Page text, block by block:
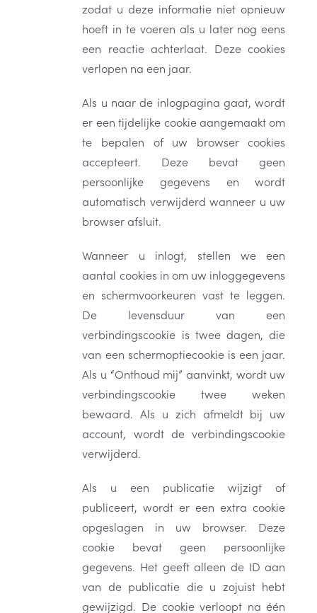
zodat u deze informatie niet opnieuw
hoeft in te voeren als u later nog eens
een reactie achterlaat. Deze cookies
verlopen na een jaar.
Als u naar de inlogpagina gaat, wordt
er een tijdelijke cookie aangemaakt om
te bepalen of uw browser cookies
accepteert. Deze bevat geen
persoonlijke gegevens en wordt
automatisch verwijderd wanneer u uw
browser afsluit.
Wanneer u inlogt, stellen we een
aantal cookies in om uw inloggegevens
en schermvoorkeuren vast te leggen.
De levensduur van een
verbindingscookie is twee dagen, die
van een schermoptiecookie is een jaar.
Als u “Onthoud mij” aanvinkt, wordt uw
verbindingscookie twee weken
bewaard. Als u zich afmeldt bij uw
account, wordt de verbindingscookie
verwijderd.
Als u een publicatie wijzigt of
publiceert, wordt er een extra cookie
opgeslagen in uw browser. Deze
cookie bevat geen persoonlijke
gegevens. Het geeft alleen de ID aan
van de publicatie die u zojuist hebt
gewijzigd. De cookie verloopt na één